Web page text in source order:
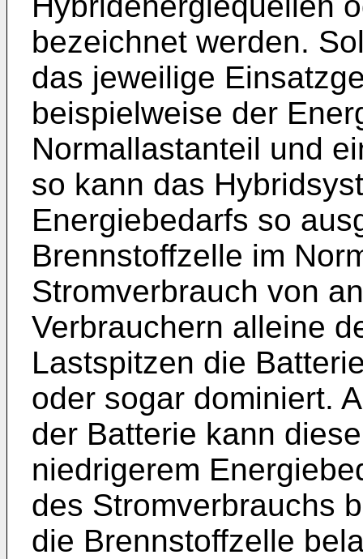
bezeichnet werden.
das jeweilige
beispielweise der
Normallastanteil und
so kann das
Energiebedarfs so
Brennstoffzelle im
Stromverbrauch von
Verbrauchern alleine
Lastspitzen die
oder sogar dominiert.
der Batterie kann
niedrigerem
des Stromverbrauchs
die Brennstoffzelle